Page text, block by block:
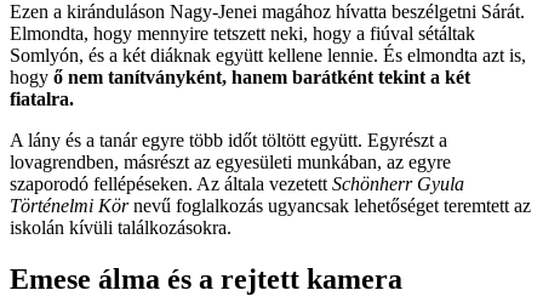
Ezen a kiránduláson Nagy-Jenei magához hívatta beszélgetni Sárát.
Elmondta, hogy mennyire tetszett neki, hogy a fiúval sétáltak
Somlyón, és a két diáknak együtt kellene lennie. És elmondta azt is,
hogy ő nem tanítványként, hanem barátként tekint a két
fiatalra.
A lány és a tanár egyre több időt töltött együtt. Egyrészt a
lovagrendben, másrészt az egyesületi munkában, az egyre
szaporodó fellépéseken. Az általa vezetett Schönherr Gyula
Történelmi Körnevű foglalkozás ugyancsak lehetőséget teremtett az
iskolán kívüli találkozásokra.
Emese álma és a rejtett kamera